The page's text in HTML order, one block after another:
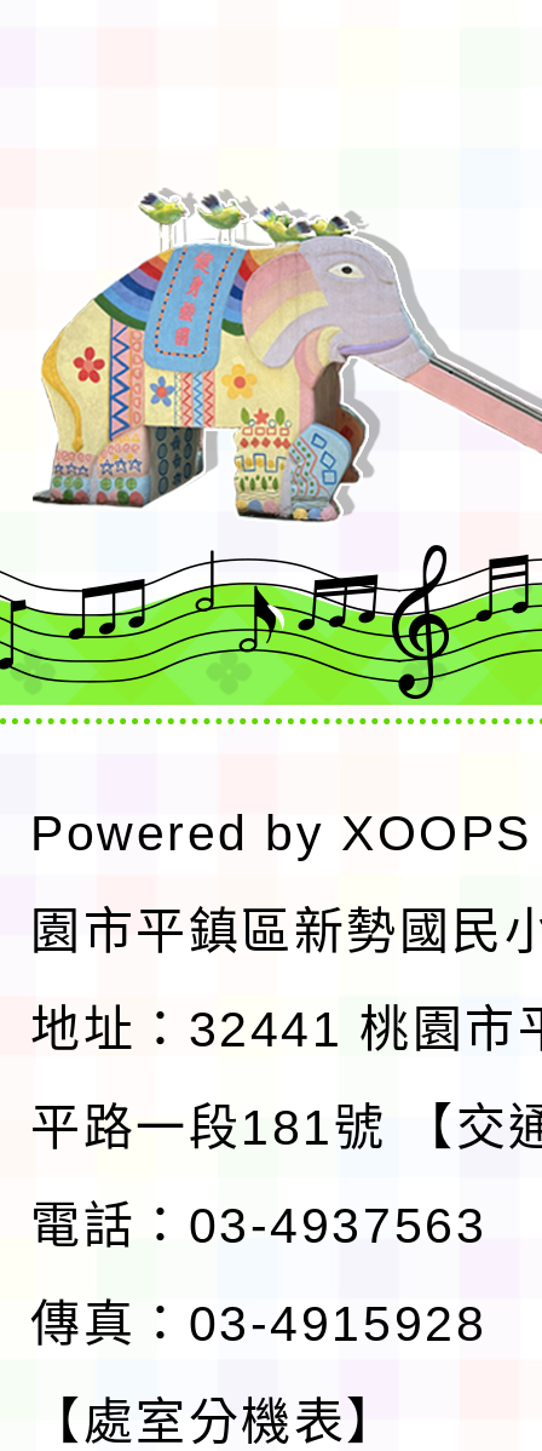
Powered by XOOPS
園市平鎮區新勢國民
地址：32441 桃園市
平路一段181號
【交
電話：03-4937563
傳真：03-4915928
【處室分機表】